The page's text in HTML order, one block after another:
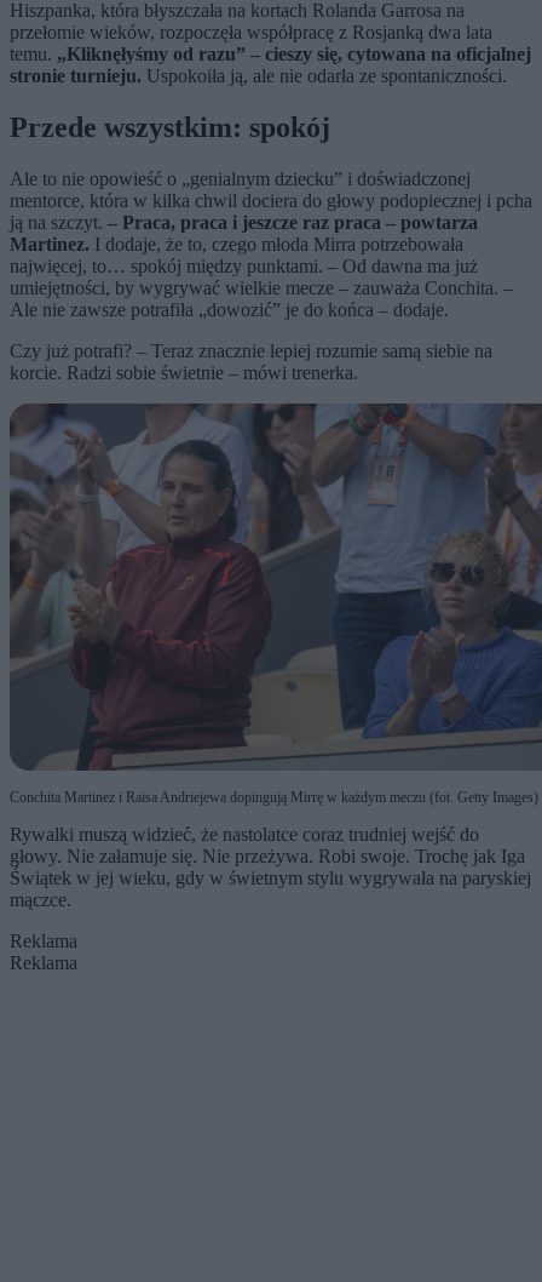
Hiszpanka, która błyszczała na kortach Rolanda Garrosa na
przełomie wieków, rozpoczęła współpracę z Rosjanką dwa lata
temu. „Kliknęłyśmy od razu” – cieszy się, cytowana na oficjalnej
stronie turnieju. Uspokoiła ją, ale nie odarła ze spontaniczności.
Przede wszystkim: spokój
Ale to nie opowieść o „genialnym dziecku” i doświadczonej
mentorce, która w kilka chwil dociera do głowy podopiecznej i pcha
ją na szczyt. – Praca, praca i jeszcze raz praca – powtarza
Martinez. I dodaje, że to, czego młoda Mirra potrzebowała
najwięcej, to… spokój między punktami. – Od dawna ma już
umiejętności, by wygrywać wielkie mecze – zauważa Conchita. –
Ale nie zawsze potrafiła „dowozić” je do końca – dodaje.
Czy już potrafi? – Teraz znacznie lepiej rozumie samą siebie na
korcie. Radzi sobie świetnie – mówi trenerka.
Conchita Martinez i Raisa Andriejewa dopingują Mirrę w każdym meczu (fot. Getty Images)
Rywalki muszą widzieć, że nastolatce coraz trudniej wejść do
głowy. Nie załamuje się. Nie przeżywa. Robi swoje. Trochę jak Iga
Świątek w jej wieku, gdy w świetnym stylu wygrywała na paryskiej
mączce.
Reklama
Reklama